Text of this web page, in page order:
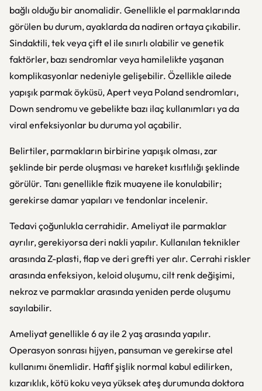
bağlı olduğu bir anomalidir. Genellikle el parmaklarında
görülen bu durum, ayaklarda da nadiren ortaya çıkabilir.
Sindaktili, tek veya çift el ile sınırlı olabilir ve genetik
faktörler, bazı sendromlar veya hamilelikte yaşanan
komplikasyonlar nedeniyle gelişebilir. Özellikle ailede
yapışık parmak öyküsü, Apert veya Poland sendromları,
Down sendromu ve gebelikte bazı ilaç kullanımları ya da
viral enfeksiyonlar bu duruma yol açabilir.
Belirtiler, parmakların birbirine yapışık olması, zar
şeklinde bir perde oluşması ve hareket kısıtlılığı şeklinde
görülür. Tanı genellikle fizik muayene ile konulabilir;
gerekirse damar yapıları ve tendonlar incelenir.
Tedavi çoğunlukla cerrahidir. Ameliyat ile parmaklar
ayrılır, gerekiyorsa deri nakli yapılır. Kullanılan teknikler
arasında Z-plasti, flap ve deri grefti yer alır. Cerrahi riskler
arasında enfeksiyon, keloid oluşumu, cilt renk değişimi,
nekroz ve parmaklar arasında yeniden perde oluşumu
sayılabilir.
Ameliyat genellikle 6 ay ile 2 yaş arasında yapılır.
Operasyon sonrası hijyen, pansuman ve gerekirse atel
kullanımı önemlidir. Hafif şişlik normal kabul edilirken,
kızarıklık, kötü koku veya yüksek ateş durumunda doktora